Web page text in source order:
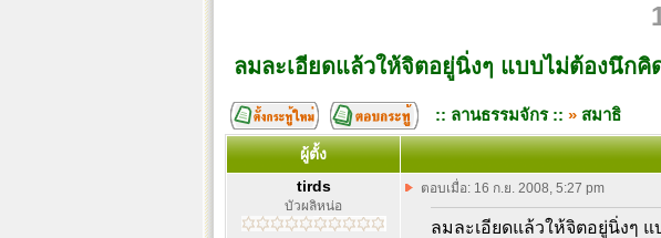
ลมละเอียดแล้วให้จิตอยู่นิ่งๆ แบบไม่ต้องนึกคิ
:: ลานธรรมจักร :: » สมาธิ
ผู้ตั้ง
tirds
บัวผลิหน่อ
ตอบเมื่อ: 16 ก.ย. 2008, 5:27 pm
ลมละเอียดแล้วให้จิตอยู่นิ่งๆ